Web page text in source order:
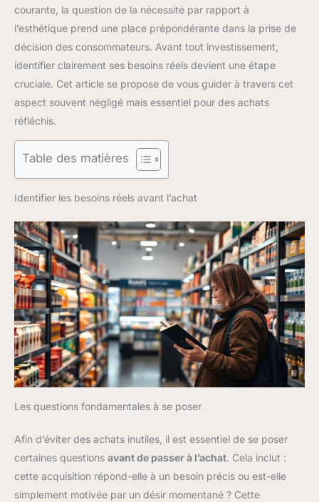
courante, la question de la nécessité par rapport à
l’esthétique prend une place prépondérante dans la prise de
décision des consommateurs. Avant tout investissement,
identifier clairement ses besoins réels devient une étape
cruciale. Cet article se propose de vous guider à travers cet
aspect souvent négligé mais essentiel pour des achats
réfléchis.
Table des matières
Identifier les besoins réels avant l’achat
Les questions fondamentales à se poser
Afin d’éviter des achats inutiles, il est essentiel de se poser
certaines questions avant de passer à l’achat. Cela inclut :
cette acquisition répond-elle à un besoin précis ou est-elle
simplement motivée par un désir momentané ? Cette